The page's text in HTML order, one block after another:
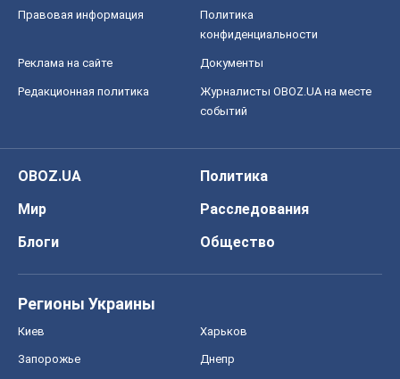
Правовая информация
Политика
конфиденциальности
Реклама на сайте Документы
Редакционная политика
Журналисты OBOZ.UA на месте
событий
OBOZ.UA
Политика
Мир
Расследования
Блоги
Общество
Регионы Украины
Киев Харьков
Запорожье Днепр